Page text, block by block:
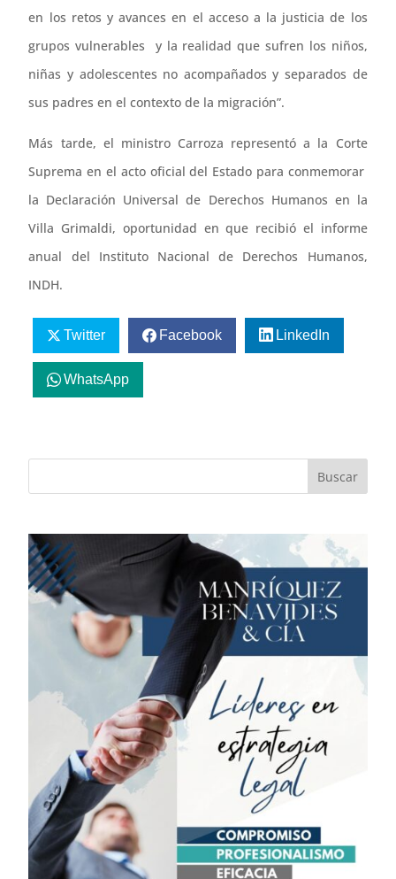
en los retos y avances en el acceso a la justicia de los
grupos vulnerables y la realidad que sufren los niños,
niñas y adolescentes no acompañados y separados de
sus padres en el contexto de la migración”.
Más tarde, el ministro Carroza representó a la Corte
Suprema en el acto oficial del Estado para conmemorar
la Declaración Universal de Derechos Humanos en la
Villa Grimaldi, oportunidad en que recibió el informe
anual del Instituto Nacional de Derechos Humanos,
INDH.
Twitter Facebook LinkedIn
WhatsApp